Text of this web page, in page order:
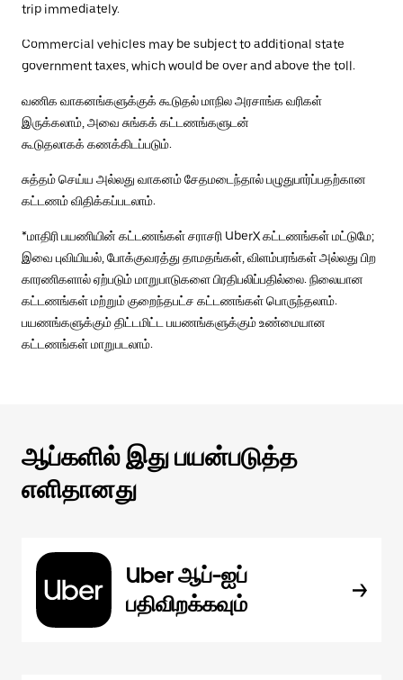
trip immediately.
Commercial vehicles may be subject to additional state
government taxes, which would be over and above the toll.
வணிக வாகனங்களுக்குக் கூடுதல் மாநில அரசாங்க வரிகள்
இருக்கலாம், அவை சுங்கக் கட்டணங்களுடன்
கூடுதலாகக் கணக்கிடப்படும்.
சுத்தம் செய்ய அல்லது வாகனம் சேதமடைந்தால் பழுதுபார்ப்பதற்கான
கட்டணம் விதிக்கப்படலாம்.
*மாதிரி பயணியின் கட்டணங்கள் சராசரி UberX கட்டணங்கள் மட்டுமே;
இவை புவியியல், போக்குவரத்து தாமதங்கள், விளம்பரங்கள் அல்லது பிற
காரணிகளால் ஏற்படும் மாறுபாடுகளை பிரதிபலிப்பதில்லை. நிலையான
கட்டணங்கள் மற்றும் குறைந்தபட்ச கட்டணங்கள் பொருந்தலாம்.
பயணங்களுக்கும் திட்டமிட்ட பயணங்களுக்கும் உண்மையான
கட்டணங்கள் மாறுபடலாம்.
ஆப்களில் இது பயன்படுத்த
எளிதானது
Uber ஆப்-ஐப்
பதிவிறக்கவும்